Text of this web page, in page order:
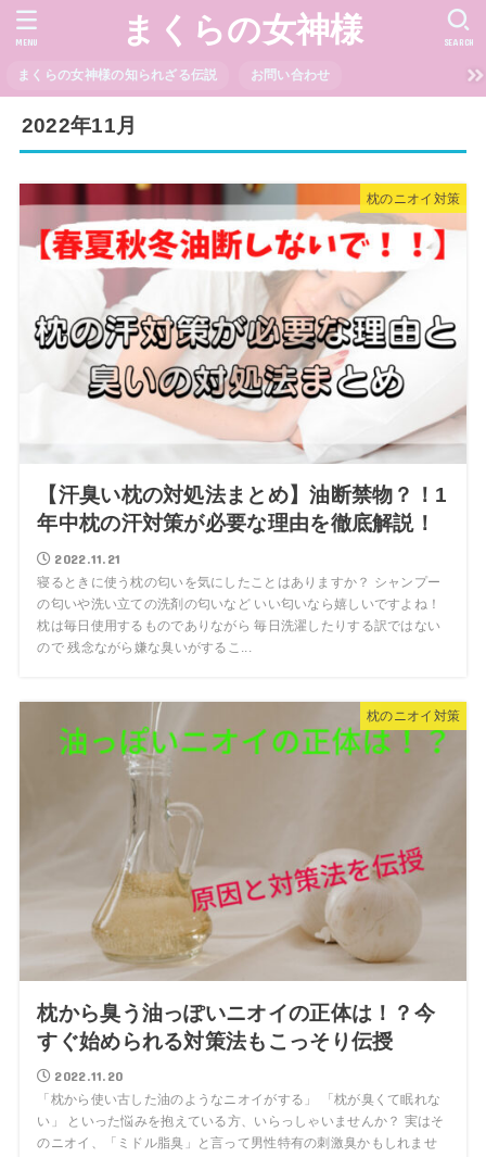
まくらの女神様
まくらの女神様の知られざる伝説 お問い合わせ
SEARCH
MENU
2022年11月
枕のニオイ対策
【汗臭い枕の対処法まとめ】油断禁物？！1
年中枕の汗対策が必要な理由を徹底解説！
2022.11.21
寝るときに使う枕の匂いを気にしたことはありますか？ シャンプー
の匂いや洗い立ての洗剤の匂いなど いい匂いなら嬉しいですよね！
枕は毎日使用するものでありながら 毎日洗濯したりする訳ではない
ので 残念ながら嫌な臭いがするこ...
枕のニオイ対策
枕から臭う油っぽいニオイの正体は！？今
すぐ始められる対策法もこっそり伝授
2022.11.20
「枕から使い古した油のようなニオイがする」 「枕が臭くて眠れな
い」 といった悩みを抱えている方、いらっしゃいませんか？ 実はそ
のニオイ、「ミドル脂臭」と言って男性特有の刺激臭かもしれませ